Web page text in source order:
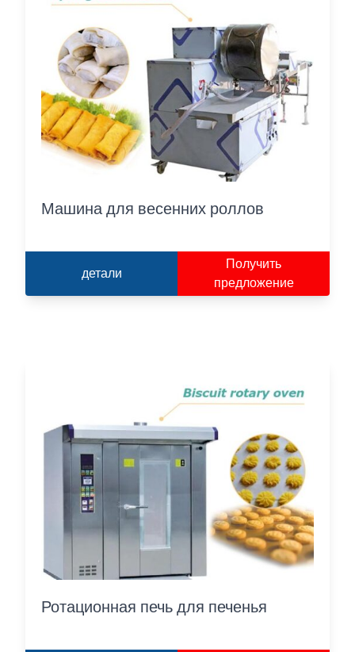
Машина для весенних роллов
детали
Получить
предложение
Ротационная печь для печенья